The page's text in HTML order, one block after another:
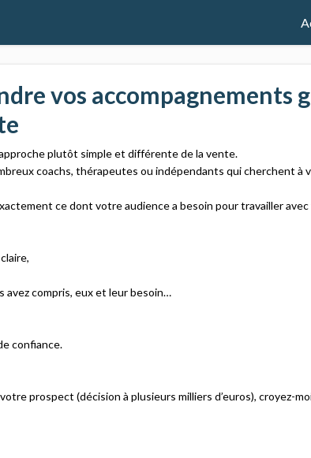
vos accompagnements
plutôt simple et différente de la vente.​
coachs, thérapeutes ou indépendants qui cherchent à
ce dont votre audience a besoin pour travailler avec
avez compris, eux et leur besoin…​
confiance.
prospect (décision à plusieurs milliers d’euros), croyez-